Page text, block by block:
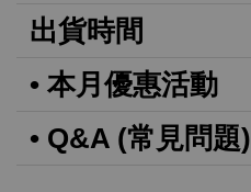
出貨時間
• 本月優惠活動
• Q&A (常見問題)